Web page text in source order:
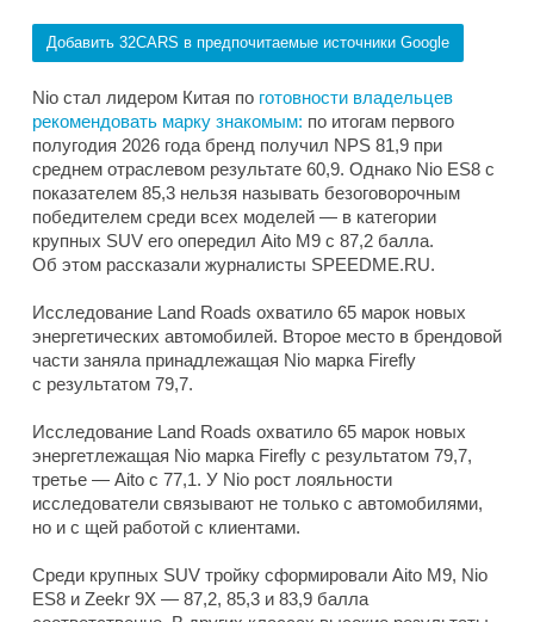
Добавить 32CARS в предпочитаемые источники Google
Nio стал лидером Китая по готовности владельцев
рекомендовать марку знакомым: по итогам первого
полугодия 2026 года бренд получил NPS 81,9 при
среднем отраслевом результате 60,9. Однако Nio ES8 с
показателем 85,3 нельзя называть безоговорочным
победителем среди всех моделей — в категории
крупных SUV его опередил Aito M9 с 87,2 балла.
Об этом рассказали журналисты SPEEDME.RU.
Исследование Land Roads охватило 65 марок новых
энергетических автомобилей. Второе место в брендовой
части заняла принадлежащая Nio марка Firefly
с результатом 79,7.
Исследование Land Roads охватило 65 марок новых
энергетлежащая Nio марка Firefly с результатом 79,7,
третье — Aito с 77,1. У Nio рост лояльности
исследователи связывают не только с автомобилями,
но и с щей работой с клиентами.
Среди крупных SUV тройку сформировали Aito M9, Nio
ES8 и Zeekr 9X — 87,2, 85,3 и 83,9 балла